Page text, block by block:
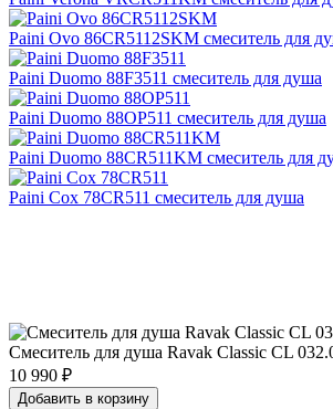
Paini Ovo 86CR5112SKM смеситель для
Paini Duomo 88F3511 смеситель для душа
Paini Duomo 88OP511 смеситель для душа
Paini Duomo 88CR511KM смеситель для
Paini Сox 78CR511 смеситель для душа
Смеситель для душа Ravak Classic CL
10 990 ₽
Добавить в корзину